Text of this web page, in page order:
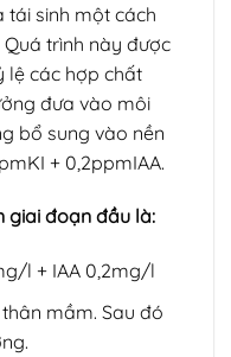
tái sinh một cách
trình này được
lệ các hợp chất
đưa vào môi
bổ sung vào nền
+ 0,2ppmIAA.
giai đoạn đầu là:
l + IAA 0,2mg/l
mầm. Sau đó